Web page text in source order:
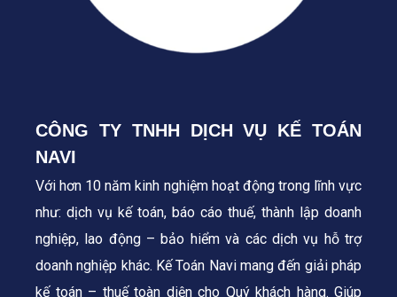
CÔNG TY TNHH DỊCH VỤ KẾ TOÁN
NAVI
Với hơn 10 năm kinh nghiệm hoạt động trong lĩnh vực
như: dịch vụ kế toán, báo cáo thuế, thành lập doanh
nghiệp, lao động – bảo hiểm và các dịch vụ hỗ trợ
doanh nghiệp khác. Kế Toán Navi mang đến giải pháp
kế toán – thuế toàn diện cho Quý khách hàng. Giúp